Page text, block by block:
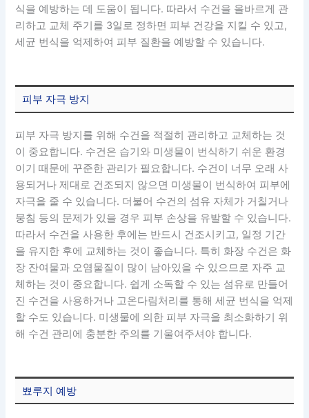
식을 예방하는 데 도움이 됩니다. 따라서 수건을 올바르게 관
리하고 교체 주기를 3일로 정하면 피부 건강을 지킬 수 있고,
세균 번식을 억제하여 피부 질환을 예방할 수 있습니다.
피부 자극 방지
피부 자극 방지를 위해 수건을 적절히 관리하고 교체하는 것
이 중요합니다. 수건은 습기와 미생물이 번식하기 쉬운 환경
이기 때문에 꾸준한 관리가 필요합니다. 수건이 너무 오래 사
용되거나 제대로 건조되지 않으면 미생물이 번식하여 피부에
자극을 줄 수 있습니다. 더불어 수건의 섬유 자체가 거칠거나
뭉침 등의 문제가 있을 경우 피부 손상을 유발할 수 있습니다.
따라서 수건을 사용한 후에는 반드시 건조시키고, 일정 기간
을 유지한 후에 교체하는 것이 좋습니다. 특히 화장 수건은 화
장 잔여물과 오염물질이 많이 남아있을 수 있으므로 자주 교
체하는 것이 중요합니다. 쉽게 소독할 수 있는 섬유로 만들어
진 수건을 사용하거나 고온다림처리를 통해 세균 번식을 억제
할 수도 있습니다. 미생물에 의한 피부 자극을 최소화하기 위
해 수건 관리에 충분한 주의를 기울여주셔야 합니다.
뾰루지 예방